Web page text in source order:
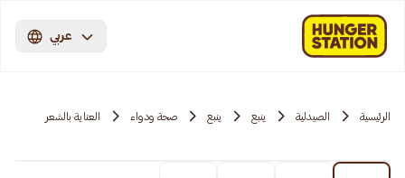
عربي
الرئيسية الصيدلية ينبع ينبع صحة ودواء العناية بالشعر